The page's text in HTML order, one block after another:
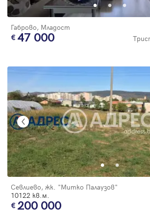
Габрово, Младост
47 000
Севлиево, жк. "Митко Палаузов"
10122 кв.м.
200 000